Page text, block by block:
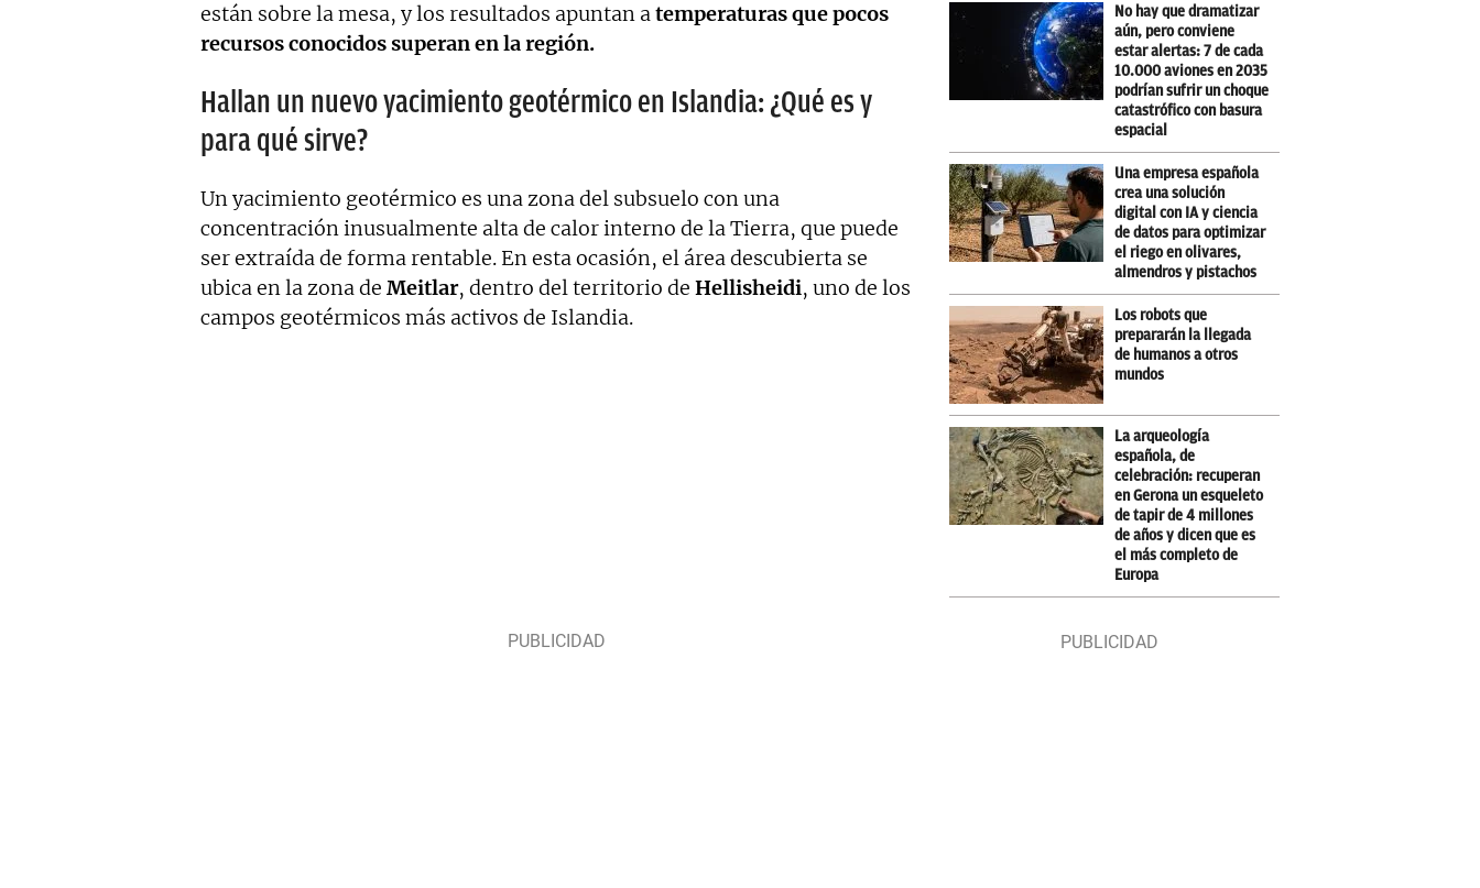
están sobre la mesa, y los resultados apuntan atemperaturas que pocos
recursos conocidos superan en la región.
Hallan un nuevo yacimiento geotérmico en Islandia: ¿Qué es y
para qué sirve?
Un yacimiento geotérmico es una zona del subsuelo con una
concentración inusualmente alta de calor interno de la Tierra, que puede
ser extraída de forma rentable. En esta ocasión, el área descubierta se
ubica en la zona de Meitlar, dentro del territorio de Hellisheidi, uno de los
campos geotérmicos más activos de Islandia.
No hay que dramatizar
aún, pero conviene
estar alertas: 7 de cada
10.000 aviones en 2035
podrían sufrir un choque
catastrófico con basura
espacial
Una empresa española
crea una solución
digital con IA y ciencia
de datos para optimizar
el riego en olivares,
almendros y pistachos
Los robots que
prepararán la llegada
de humanos a otros
mundos
La arqueología
española, de
celebración: recuperan
en Gerona un esqueleto
de tapir de 4 millones
de años y dicen que es
el más completo de
Europa